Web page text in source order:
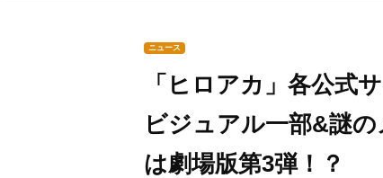
ニュース
「ヒロアカ」各公式
ビジュアル一部&謎
は劇場版第3弾！？